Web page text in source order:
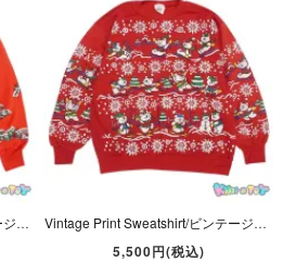
Vintage Print Sweatshirt/ビンテージプリントスウェット/トレーナー・古着・レッド・Cristmas/クリスマス・Ice Skating Rink・NUTCRACKER Vintage Print Sweatshirt/ビンテージプリントスウェット/トレーナー・古着・レッド・Cristmas/クリスマス・ Bear/ベア・Jane Colby
5,500円(税込)